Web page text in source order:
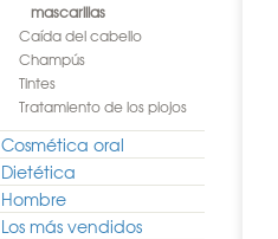
mascarillas
Caída del cabello
Champús
Tintes
Tratamiento de los piojos
Cosmética oral
Dietética
Hombre
Los más vendidos